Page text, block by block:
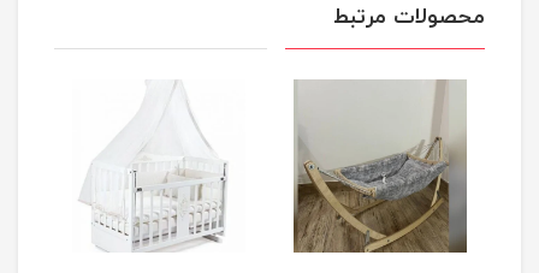
محصولات مرتبط